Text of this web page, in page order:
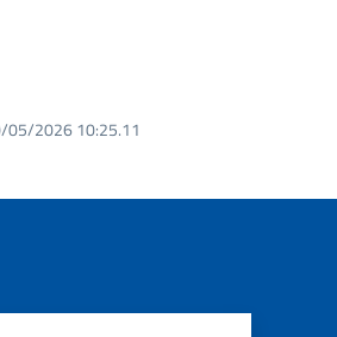
05/2026 10:25.11